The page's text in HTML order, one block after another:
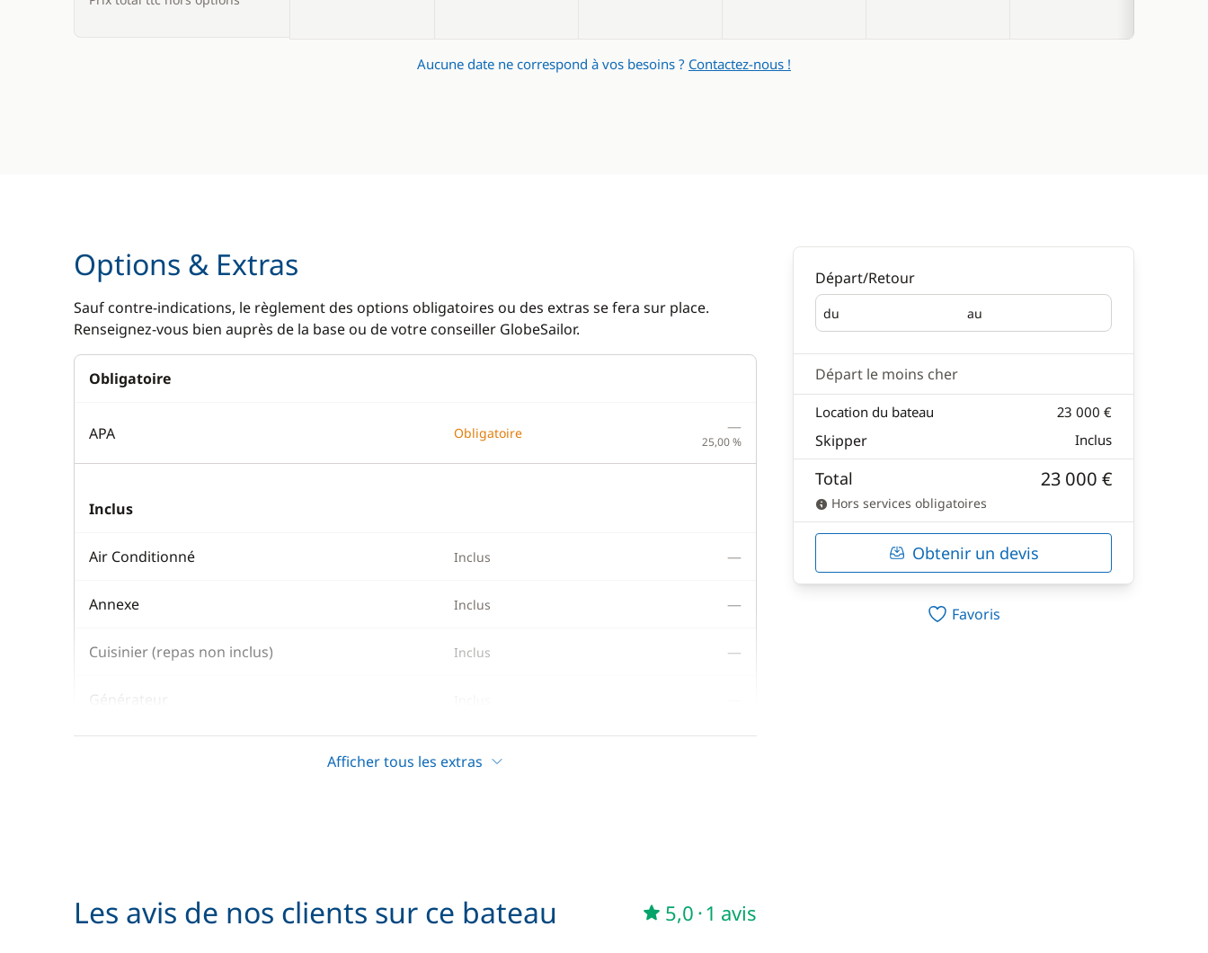
Réfrigérateur éléctriqueAucune date ne correspond à vos besoins ? Contactez-nous !
Options & Extras
Sauf contre-indications, le règlement des options obligatoires ou des extras se fera sur place.
Renseignez-vous bien auprès de la base ou de votre conseiller GlobeSailor.
Obligatoire
APA Obligatoire —
25,00 %
Inclus
Air Conditionné Inclus —
Annexe Inclus —
Cuisinier (repas non inclus) Inclus —
Générateur
Afficher tous les extras
Les avis de nos clients sur ce bateau 5,0 ·1 avis
Départ/Retour
du
Départ au
Retour
Départ le moins cher
Location du bateau 23 000 €
Skipper Inclus
Total 23 000 €
Hors services obligatoires
Obtenir un devis
Favoris